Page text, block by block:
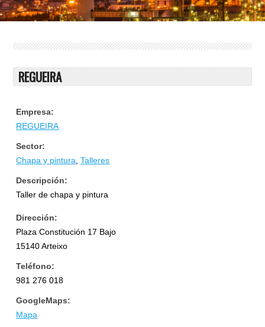
REGUEIRA
Empresa:
REGUEIRA
Sector:
Chapa y pintura ,Talleres
Descripción:
Taller de chapa y pintura
Dirección:
Plaza Constitución 17 Bajo
15140 Arteixo
Teléfono:
981 276 018
GoogleMaps:
Mapa